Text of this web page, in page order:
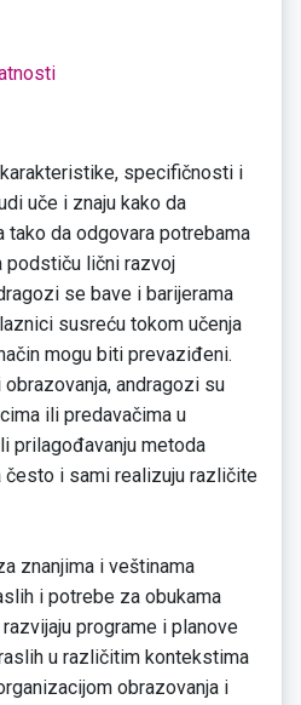
specifičnosti i
uče i znaju kako da
tako da odgovara potrebama
podstiču lični razvoj
se bave i barijerama
susreću tokom učenja
mogu biti prevaziđeni.
andragozi su
ili predavačima u
prilagođavanju metoda
često i sami realizuju različite
znanjima i veštinama
i potrebe za obukama
programe i planove
u različitim kontekstima
obrazovanja i